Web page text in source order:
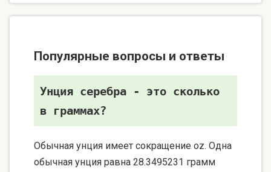
Популярные вопросы и ответы
Унция серебра - это сколько
в граммах?
Обычная унция имеет сокращение oz. Одна
обычная унция равна 28.3495231 грамм